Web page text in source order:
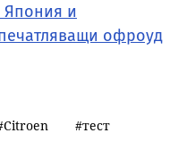
Япония и
офроуд
Citroen
тест